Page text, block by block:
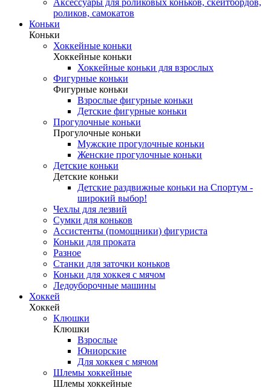
Аксессуары для роликовых коньков, скейтбордов,
роликов, самокатов
Коньки
Коньки
Хоккейные коньки
Хоккейные коньки
Хоккейные коньки для взрослых
Фигурные коньки
Фигурные коньки
Взрослые фигурные коньки
Детские фигурные коньки
Прогулочные коньки
Прогулочные коньки
Мужские прогулочные коньки
Женские прогулочные коньки
Детские коньки
Детские коньки
Детские раздвижные коньки на Спортум -
широкий выбор!
Чехлы для лезвий
Сумки для коньков
Ассистенты (помощники) фигуриста
Коньки для проката
Разное
Станки для заточки коньков
Коньки для хоккея с мячом
Ледоуборочные машины
Хоккей
Хоккей
Клюшки
Клюшки
Взрослые
Юниорские
Для хоккея с мячом
Шлемы хоккейные
Шлемы хоккейные